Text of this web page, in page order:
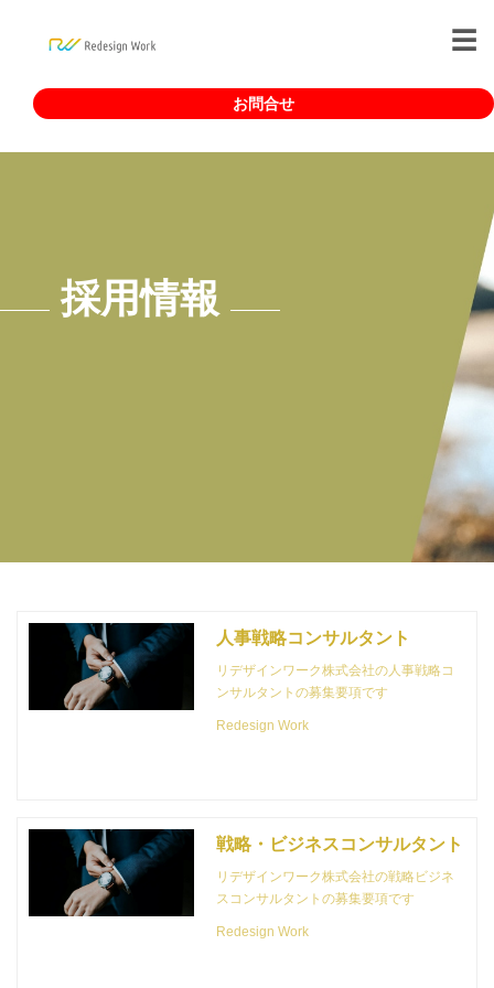
お問合せ
採用情報
人事戦略コンサルタント
リデザインワーク株式会社の人事戦略コ
ンサルタントの募集要項です
Redesign Work
戦略・ビジネスコンサルタント
リデザインワーク株式会社の戦略ビジネ
スコンサルタントの募集要項です
Redesign Work